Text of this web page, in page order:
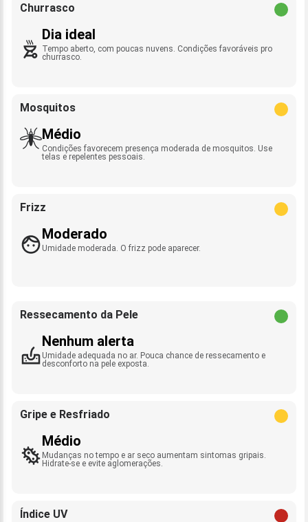
Churrasco
Dia ideal
Tempo aberto, com poucas nuvens. Condições favoráveis pro
churrasco.
Mosquitos
Médio
Condições favorecem presença moderada de mosquitos. Use
telas e repelentes pessoais.
Frizz
Moderado
Umidade moderada. O frizz pode aparecer.
Ressecamento da Pele
Nenhum alerta
Umidade adequada no ar. Pouca chance de ressecamento e
desconforto na pele exposta.
Gripe e Resfriado
Médio
Mudanças no tempo e ar seco aumentam sintomas gripais.
Hidrate-se e evite aglomerações.
Índice UV